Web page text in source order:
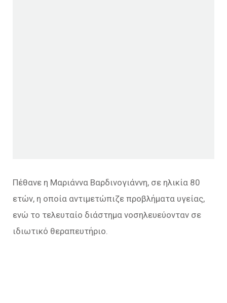
Πέθανε η Μαριάννα Βαρδινογιάννη, σε ηλικία 80
ετών, η οποία αντιμετώπιζε προβλήματα υγείας,
ενώ το τελευταίο διάστημα νοσηλευεύονταν σε
ιδιωτικό θεραπευτήριο.